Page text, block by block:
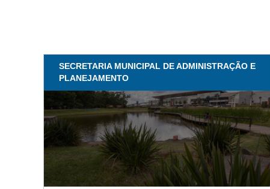
SECRETARIA MUNICIPAL DE ADMINISTRAÇÃO E
PLANEJAMENTO